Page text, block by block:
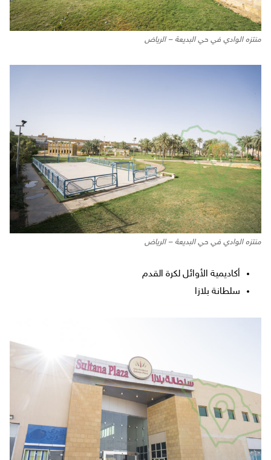
منتزه الوادي في حي البديعة – الرياض
منتزه الوادي في حي البديعة – الرياض
أكاديمية الأوائل لكرة القدم
سلطانة بلازا